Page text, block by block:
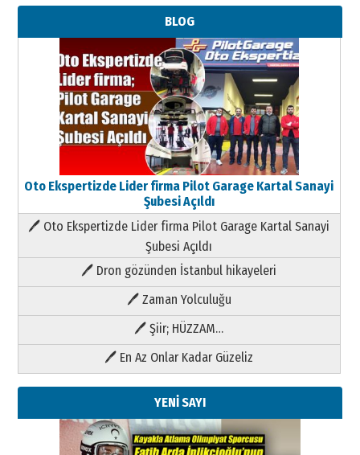
BLOG
Oto Ekspertizde Lider firma Pilot Garage Kartal Sanayi
Şubesi Açıldı
🖊 Oto Ekspertizde Lider firma Pilot Garage Kartal Sanayi
Şubesi Açıldı
🖊 Dron gözünden İstanbul hikayeleri
🖊 Zaman Yolculuğu
🖊 Şiir; HÜZZAM…
🖊 En Az Onlar Kadar Güzeliz
YENİ SAYI